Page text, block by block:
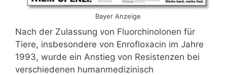
Bayer Anzeige
Nach der Zulassung von Fluorchinolonen für
Tiere, insbesondere von Enrofloxacin im Jahre
1993, wurde ein Anstieg von Resistenzen bei
verschiedenen humanmedizinisch